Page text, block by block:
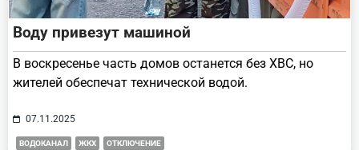
Воду привезут машиной
В воскресенье часть домов останется без ХВС, но
жителей обеспечат технической водой.
07.11.2025
ВОДОКАНАЛ ЖКХ ОТКЛЮЧЕНИЕ